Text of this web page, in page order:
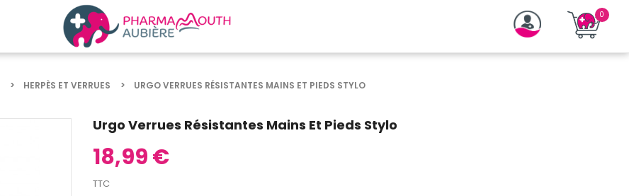
HERPÈS ET VERRUES URGO VERRUES RÉSISTANTES MAINS ET PIEDS STYLO
Urgo Verrues Résistantes Mains Et Pieds Stylo
18,99 €
TTC